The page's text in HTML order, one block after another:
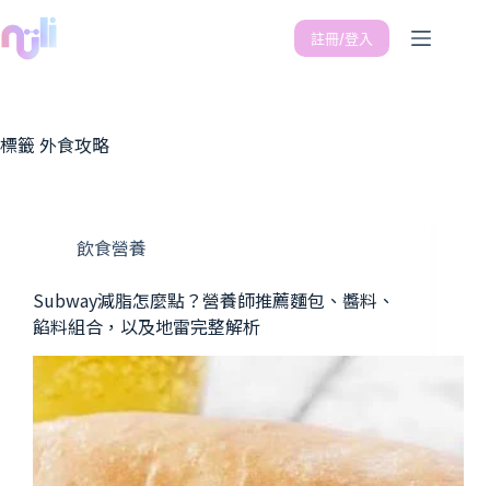
註冊/登入
標籤 外食攻略
飲食營養
Subway減脂怎麼點？營養師推薦麵包、醬料、
餡料組合，以及地雷完整解析